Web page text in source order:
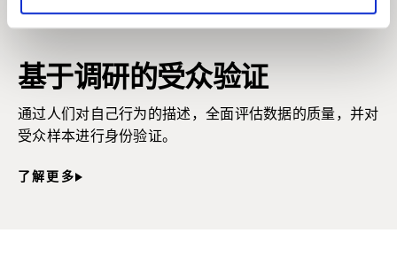
了解更多
基于调研的受众验证
通过人们对自己行为的描述，全面评估数据的质量，并对
受众样本进行身份验证。
了解更多